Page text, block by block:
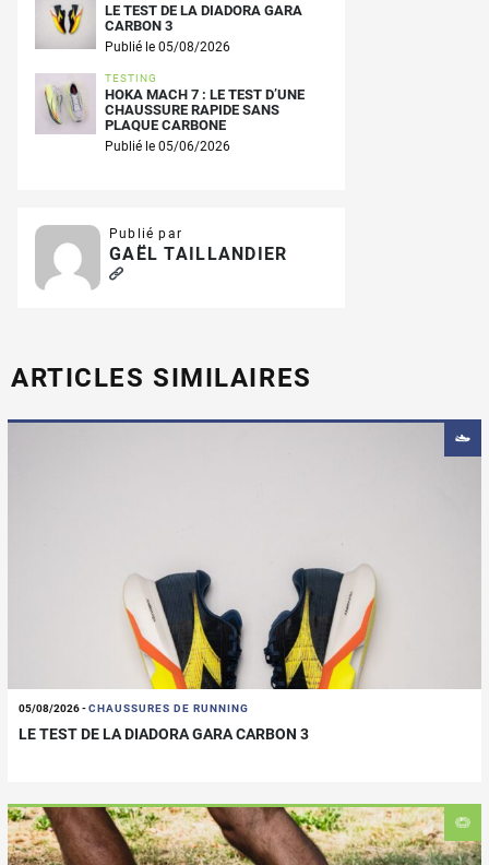
LE TEST DE LA DIADORA GARA
CARBON 3
Publié le 05/08/2026
TESTING
HOKA MACH 7 : LE TEST D’UNE
CHAUSSURE RAPIDE SANS
PLAQUE CARBONE
Publié le 05/06/2026
Publié par
GAËL TAILLANDIER
ARTICLES SIMILAIRES
05/08/2026-CHAUSSURES DE RUNNING
LE TEST DE LA DIADORA GARA CARBON 3